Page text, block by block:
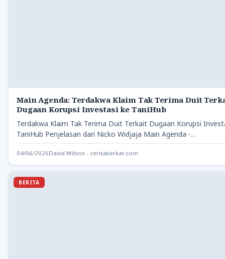
Main Agenda: Terdakwa Klaim Tak Terima Duit
Dugaan Korupsi Investasi ke TaniHub
Terdakwa Klaim Tak Terima Duit Terkait Dugaan Korupsi
TaniHub Penjelasan dari Nicko Widjaja Main Agenda -…
04/06/2026David Wilson - ceritaberkat.com
BERITA